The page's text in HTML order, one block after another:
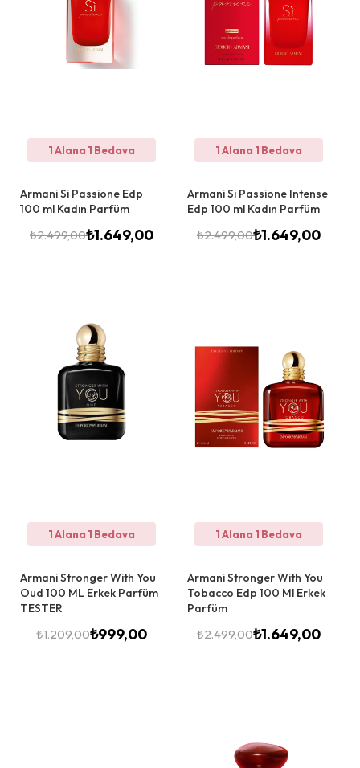
1 Alana 1 Bedava
Armani Si Passione Edp
100 ml Kadın Parfüm
₺2.499,00₺1.649,00
1 Alana 1 Bedava
Armani Si Passione Intense
Edp 100 ml Kadın Parfüm
₺2.499,00₺1.649,00
1 Alana 1 Bedava
Armani Stronger With You
Oud 100 ML Erkek Parfüm
TESTER
₺1.209,00₺999,00
1 Alana 1 Bedava
Armani Stronger With You
Tobacco Edp 100 Ml Erkek
Parfüm
₺2.499,00₺1.649,00